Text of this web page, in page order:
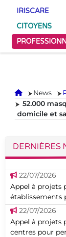
IRISCARE
CITOYENS
Accueil
News
52.000
domicile et
DERNIÈRES
22/07/2026
Appel à projets
établissements
22/07/2026
Appel à projets
centres pour